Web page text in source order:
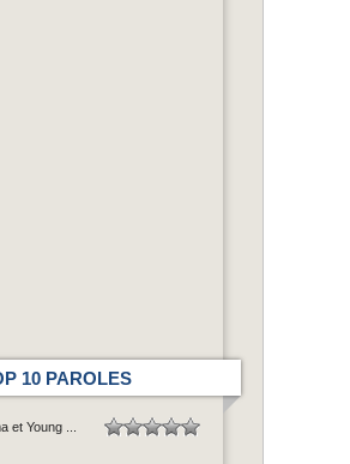
10 PAROLES
et Young ...